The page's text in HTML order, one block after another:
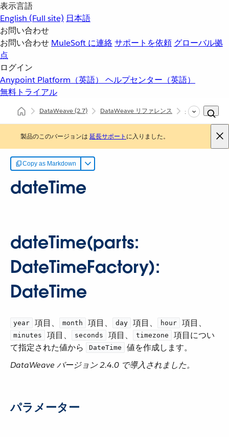
表示言語
English (Full site) 日本語
お問い合わせ
お問い合わせ MuleSoft に連絡サポートを依頼 グローバル拠
点
ログイン
Anypoint Platform（英語） ヘルプセンター（英語）
無料トライアル
DataWeave(2.7) DataWeave リファレンス dw::core::Dates
製品のこのバージョンは 延長サポート に入りました。
Copy as Markdown
dateTime
dateTime(parts:
DateTimeFactory):
DateTime
year ​ 項目、​ month ​ 項目、​ day ​ 項目、​ hour ​ 項目、​
minutes ​ 項目、​ seconds ​ 項目、​ timezone
​ 項目につい
て指定された値から ​
DateTime
​ 値を作成します。
DataWeave バージョン 2.4.0 で導入されました。
パラメーター